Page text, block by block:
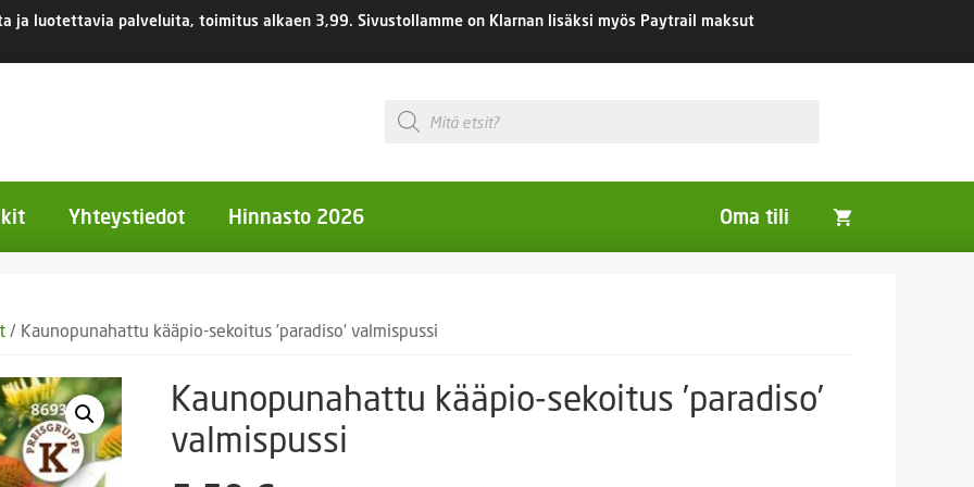
ja luotettavia palveluita, toimitus alkaen 3,99. Sivustollamme on Klarnan lisäksi myös Paytrail maksut
Products
search
kukat
kukat
Yhteystiedot Hinnasto 2026 Oma tili
/ Kaunopunahattu kääpio-sekoitus ’paradiso’ valmispussi
Kaunopunahattu kääpio-sekoitus ’paradiso’
valmispussi